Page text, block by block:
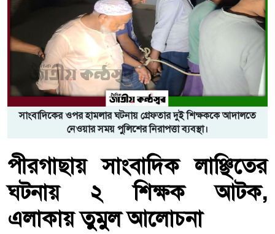
সাংবাদিকের ওপর হামলার ঘটনায় গ্রেফতার দুই শিক্ষককে আদালতে
নেওয়ার সময় পুলিশের নিরাপত্তা ব্যবস্থা।
পীরগাছায় সাংবাদিক লাঞ্ছিতের
ঘটনায় ২ শিক্ষক আটক,
এলাকায় তুমুল আলোচনা